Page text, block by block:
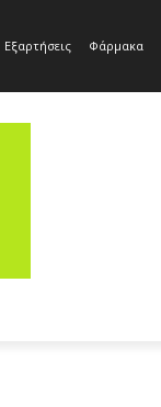
Εξαρτήσεις Φάρμακα